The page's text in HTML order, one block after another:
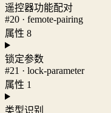
遥控器功能配对
#20 · femote-pairing
属性 8
锁定参数
#21 · lock-parameter
属性 1
类型识别